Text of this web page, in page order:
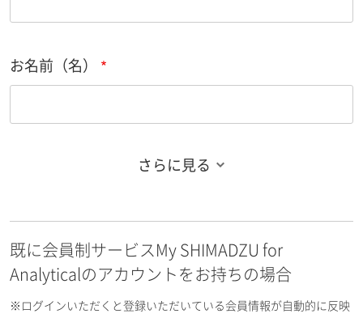
お名前（名）
お名前フリガナ（名）
さらに見る
既に会員制サービスMy SHIMADZU for
Analyticalのアカウントをお持ちの場合
※ログインいただくと登録いただいている会員情報が自動的に反映